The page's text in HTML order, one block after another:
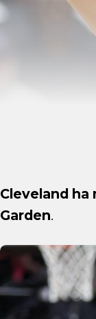
Cleveland ha
Garden.